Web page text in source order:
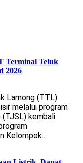
Terminal Teluk
2026
Lamong (TTL)
melalui program
(TJSL) kembali
Kelompok…